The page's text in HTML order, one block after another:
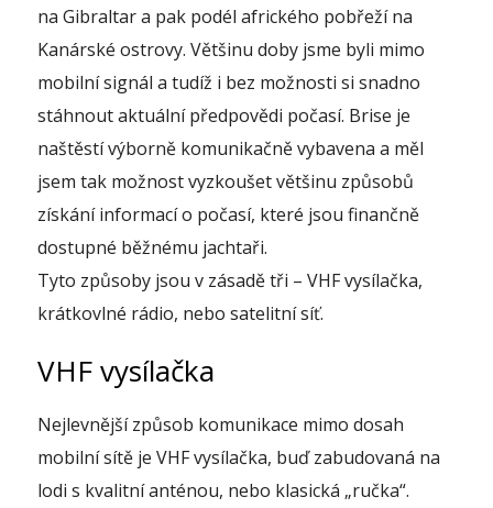
na Gibraltar a pak podél afrického pobřeží na
Kanárské ostrovy. Většinu doby jsme byli mimo
mobilní signál a tudíž i bez možnosti si snadno
stáhnout aktuální předpovědi počasí. Brise je
naštěstí výborně komunikačně vybavena a měl
jsem tak možnost vyzkoušet většinu způsobů
získání informací o počasí, které jsou finančně
dostupné běžnému jachtaři.
Tyto způsoby jsou v zásadě tři – VHF vysílačka,
krátkovlné rádio, nebo satelitní síť.
VHF vysílačka
Nejlevnější způsob komunikace mimo dosah
mobilní sítě je VHF vysílačka, buď zabudovaná na
lodi s kvalitní anténou, nebo klasická „ručka“.